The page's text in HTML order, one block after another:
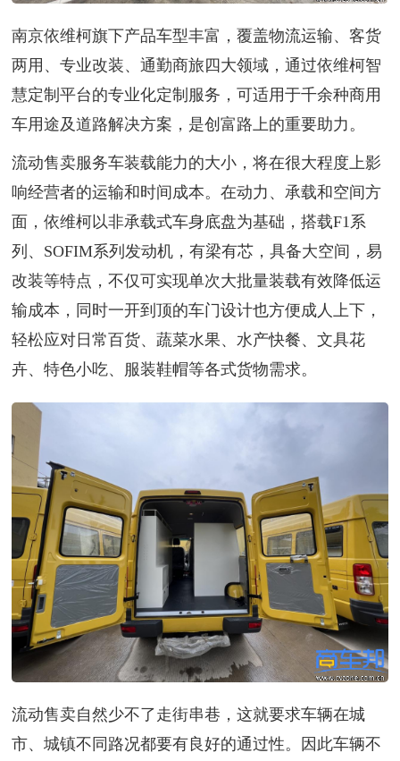
南京依维柯旗下产品车型丰富，覆盖物流运输、客货
两用、专业改装、通勤商旅四大领域，通过依维柯智
慧定制平台的专业化定制服务，可适用于千余种商用
车用途及道路解决方案，是创富路上的重要助力。
流动售卖服务车装载能力的大小，将在很大程度上影
响经营者的运输和时间成本。在动力、承载和空间方
面，依维柯以非承载式车身底盘为基础，搭载F1系
列、SOFIM系列发动机，有梁有芯，具备大空间，易
改装等特点，不仅可实现单次大批量装载有效降低运
输成本，同时一开到顶的车门设计也方便成人上下，
轻松应对日常百货、蔬菜水果、水产快餐、文具花
卉、特色小吃、服装鞋帽等各式货物需求。
流动售卖自然少不了走街串巷，这就要求车辆在城
市、城镇不同路况都要有良好的通过性。因此车辆不